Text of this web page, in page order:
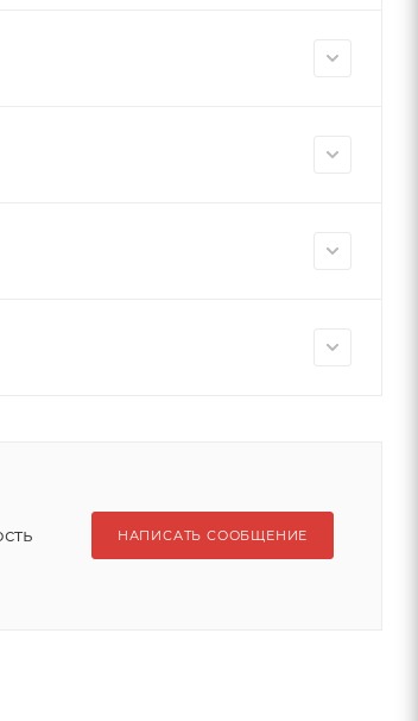
НАПИСАТЬ СООБЩЕНИЕ